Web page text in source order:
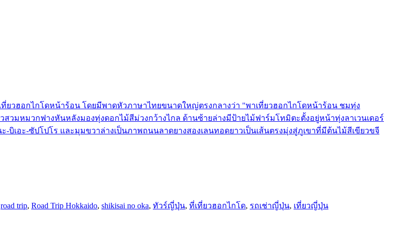
road trip, Road Trip Hokkaido, shikisai no oka, ทัวร์ญี่ปุ่น, ที่เที่ยวฮอกไกโด, รถเช่าญี่ปุ่น, เที่ยวญี่ปุ่น